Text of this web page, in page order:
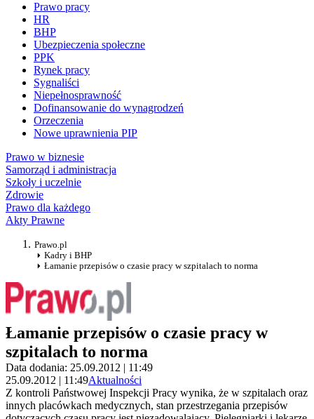
Prawo pracy
HR
BHP
Ubezpieczenia społeczne
PPK
Rynek pracy
Sygnaliści
Niepełnosprawność
Dofinansowanie do wynagrodzeń
Orzeczenia
Nowe uprawnienia PIP
Prawo w biznesie
Samorząd i administracja
Szkoły i uczelnie
Zdrowie
Prawo dla każdego
Akty Prawne
Prawo.pl
Kadry i BHP
Łamanie przepisów o czasie pracy w szpitalach to norma
Łamanie przepisów o czasie pracy w
szpitalach to norma
Data dodania: 25.09.2012 | 11:49
25.09.2012 | 11:49Aktualności
Z kontroli Państwowej Inspekcji Pracy wynika, że w szpitalach oraz
innych placówkach medycznych, stan przestrzegania przepisów